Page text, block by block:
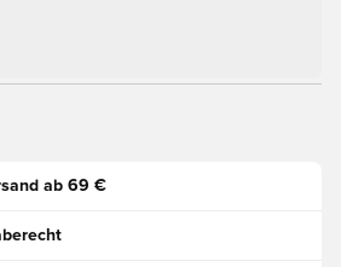
ab 69 €